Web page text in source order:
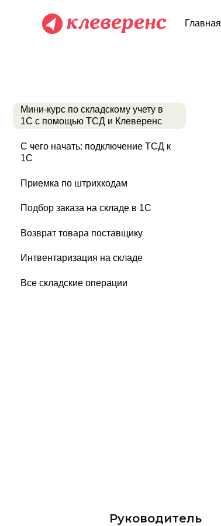
Главная
1С с помощью ТСД и Клеверенс
С чего начать: подключение ТСД к
1С
Приемка по штрихкодам
Подбор заказа на складе в 1С
Все складские операции
Возврат товара поставщику
Интвентаризация на складе
Руководитель